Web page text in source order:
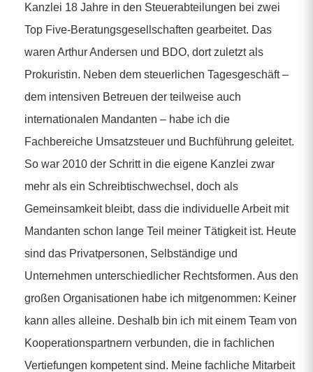
Kanzlei 18 Jahre in den Steuerabteilungen bei zwei
Top Five-Beratungsgesellschaften gearbeitet. Das
waren Arthur Andersen und BDO, dort zuletzt als
Prokuristin. Neben dem steuerlichen Tagesgeschäft –
dem intensiven Betreuen der teilweise auch
internationalen Mandanten – habe ich die
Fachbereiche Umsatzsteuer und Buchführung geleitet.
So war 2010 der Schritt in die eigene Kanzlei zwar
mehr als ein Schreibtischwechsel, doch als
Gemeinsamkeit bleibt, dass die individuelle Arbeit mit
Mandanten schon lange Teil meiner Tätigkeit ist. Heute
sind das Privatpersonen, Selbständige und
Unternehmen unterschiedlicher Rechtsformen. Aus den
großen Organisationen habe ich mitgenommen: Keiner
kann alles alleine. Deshalb bin ich mit einem Team von
Kooperationspartnern verbunden, die in fachlichen
Vertiefungen kompetent sind. Meine fachliche Mitarbeit